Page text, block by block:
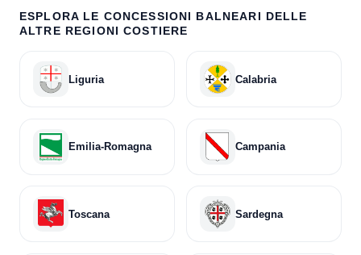
ESPLORA LE CONCESSIONI BALNEARI DELLE
ALTRE REGIONI COSTIERE
Liguria Calabria
Emilia-Romagna Campania
Toscana Sardegna